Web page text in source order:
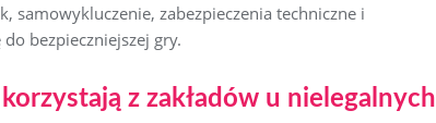
samowykluczenie, zabezpieczenia techniczne i
bezpieczniejszej gry.
z zakładów u nielegalnych